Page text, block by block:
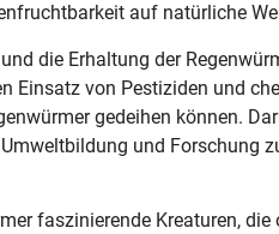
auf natürliche
die Erhaltung der
Einsatz von Pestiziden und
gedeihen können.
und Forschung
faszinierende Kreaturen,